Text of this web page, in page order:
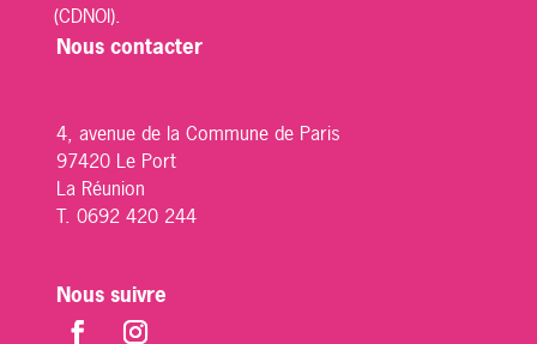
(CDNOI).
Nous contacter
4, avenue de la Commune de Paris
97420 Le Port
La Réunion
T. 0692 420 244
Nous suivre